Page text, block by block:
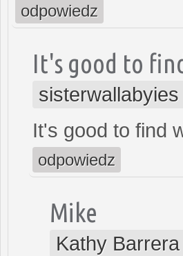
odpowiedz
It's good to
It's good to find
odpowiedz
Mike
Kathy